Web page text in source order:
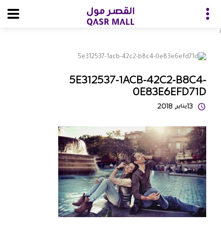
i
5E312537-1ACB-42C2-B8C4-
0E83E6EFD71D
13يناير, 2018